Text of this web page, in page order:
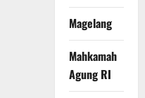
Magelang
Mahkamah
Agung RI